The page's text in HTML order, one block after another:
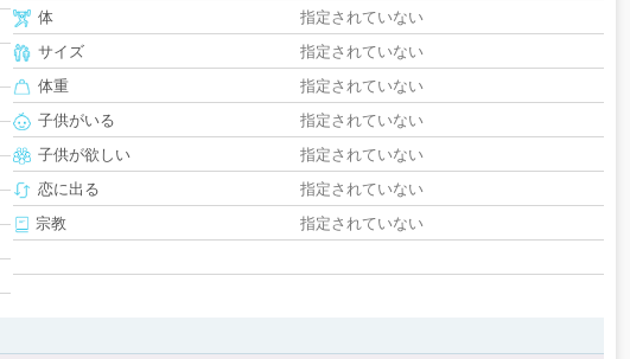
体
指定されていない
サイズ
指定されていない
体重
指定されていない
子供がいる
指定されていない
子供が欲しい
指定されていない
恋に出る
指定されていない
宗教
指定されていない